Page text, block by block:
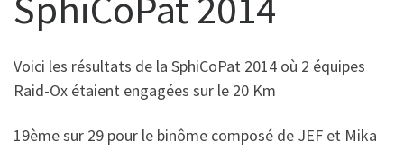
Voici les résultats de la SphiCoPat 2014 où 2 équipes
Raid-Ox étaient engagées sur le 20 Km
19ème sur 29 pour le binôme composé de JEF et Mika